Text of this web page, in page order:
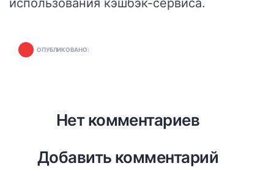
использования кэшбэк-сервиса.
ОПУБЛИКОВАНО:
Нет комментариев
Добавить комментарий